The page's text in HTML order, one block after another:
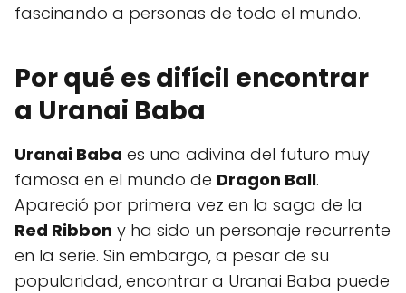
fascinando a personas de todo el mundo.
Por qué es difícil encontrar
a Uranai Baba
Uranai Baba es una adivina del futuro muy
famosa en el mundo de Dragon Ball.
Apareció por primera vez en la saga de la
Red Ribbon y ha sido un personaje recurrente
en la serie. Sin embargo, a pesar de su
popularidad, encontrar a Uranai Baba puede